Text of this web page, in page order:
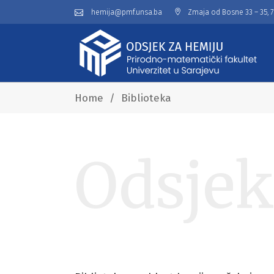
hemija@pmf.unsa.ba Zmaja od Bosne 33 – 35,
Home / Biblioteka